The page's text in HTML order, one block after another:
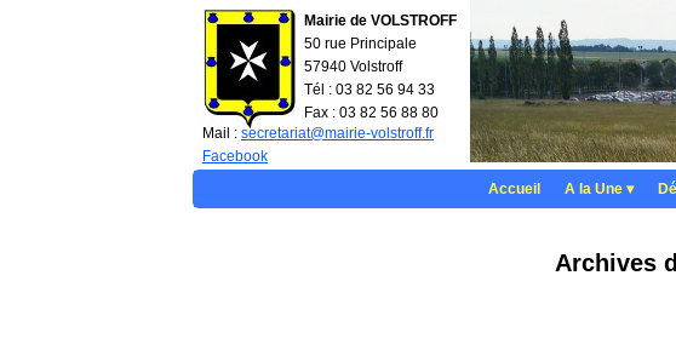
Mairie de VOLSTROFF
50 rue Principale
57940 Volstroff
Tél : 03 82 56 94 33
Fax : 03 82 56 88 80
Mail : secretariat@mairie-volstroff.fr
Facebook
Accueil
A la Une ▾
Archives